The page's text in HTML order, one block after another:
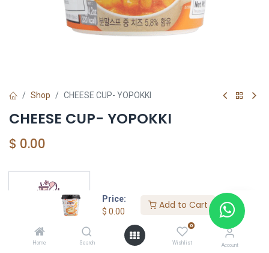
Price:
$ 0.00
Add to Cart
Home Search
0
Wishlist Account
Shop CHEESE CUP- YOPOKKI
CHEESE CUP- YOPOKKI
$ 0.00
YOUTASTY